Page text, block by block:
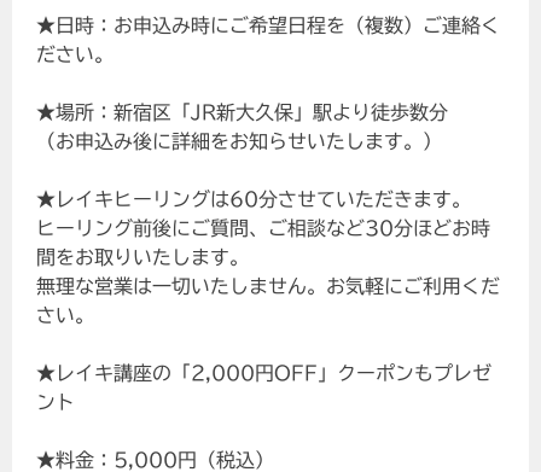
★日時：お申込み時にご希望日程を（複数）ご連絡く
ださい。
★場所：新宿区「JR新大久保」駅より徒歩数分
（お申込み後に詳細をお知らせいたします。）
★レイキヒーリングは60分させていただきます。
ヒーリング前後にご質問、ご相談など30分ほどお時
間をお取りいたします。
無理な営業は一切いたしません。お気軽にご利用くだ
さい。
★レイキ講座の「2,000円OFF」クーポンもプレゼ
ント
★料金：5,000円（税込）